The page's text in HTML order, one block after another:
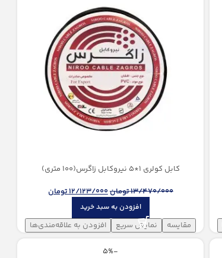
کابل کولری 1*5 نیروكابل زاگرس(100 متری)
13/470/000تومان12/123/000تومان
افزودن به سبد خرید
مقایسه نمایش سریع افزودن به علاقه‌مندی‌ها
-5%